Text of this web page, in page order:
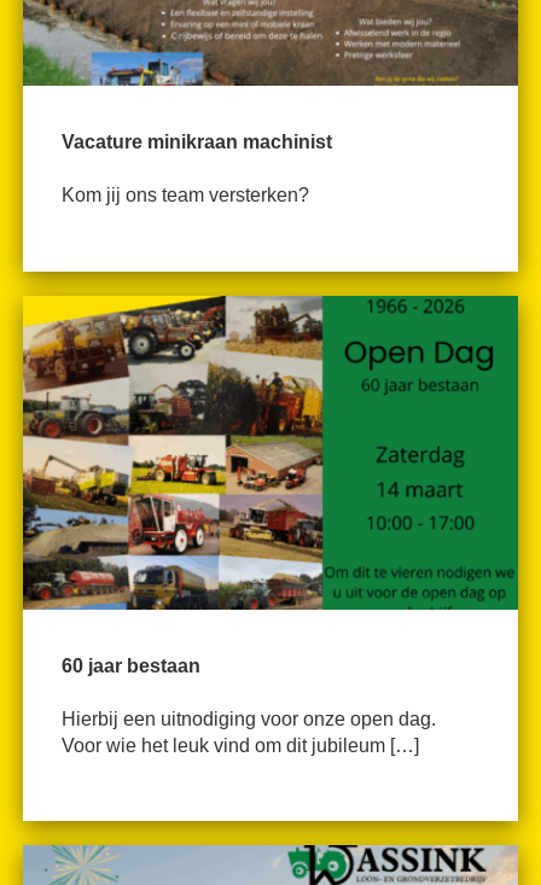
Vacature minikraan machinist
Kom jij ons team versterken?
60 jaar bestaan
Hierbij een uitnodiging voor onze open dag.
Voor wie het leuk vind om dit jubileum […]